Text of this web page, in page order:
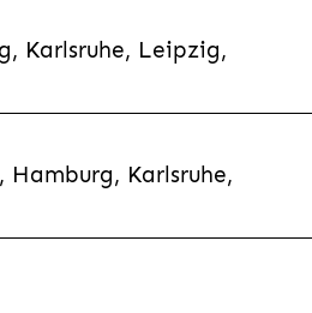
Karlsruhe, Leipzig,
Hamburg, Karlsruhe,